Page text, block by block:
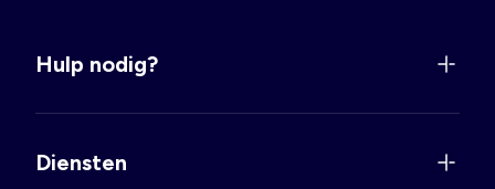
Hulp nodig?
Diensten